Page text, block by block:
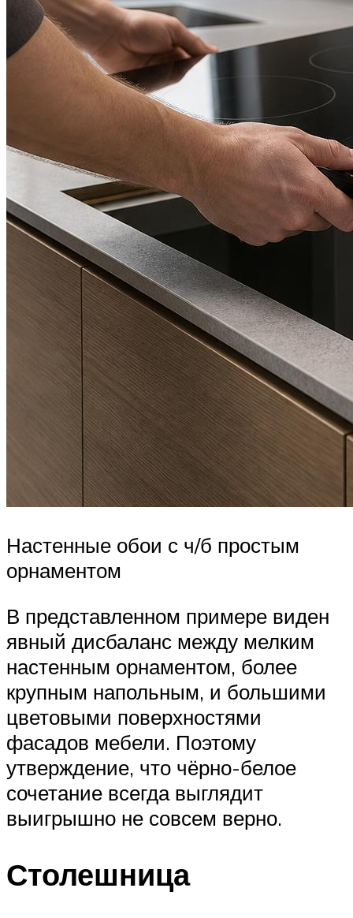
Настенные обои с ч/б простым
орнаментом
В представленном примере виден
явный дисбаланс между мелким
настенным орнаментом, более
крупным напольным, и большими
цветовыми поверхностями
фасадов мебели. Поэтому
утверждение, что чёрно-белое
сочетание всегда выглядит
выигрышно не совсем верно.
Столешница